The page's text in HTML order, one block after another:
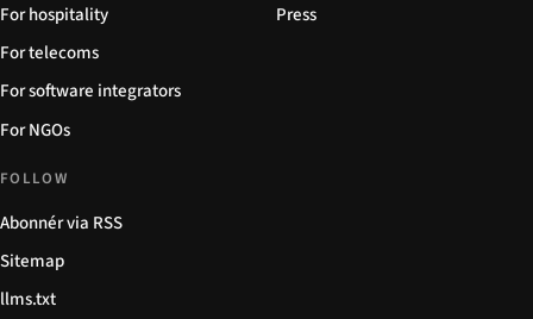
For hospitality
For telecoms
For software integrators
For NGOs
Press
FOLLOW
Abonnér via RSS
Sitemap
llms.txt